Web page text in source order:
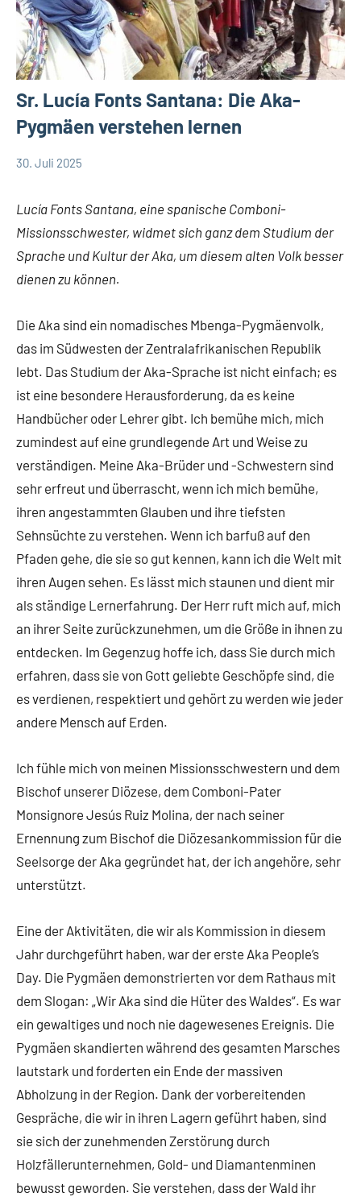
Sr. Lucía Fonts Santana: Die Aka-
Pygmäen verstehen lernen
30. Juli 2025
Lucía Fonts Santana, eine spanische Comboni-
Missionsschwester, widmet sich ganz dem Studium der
Sprache und Kultur der Aka, um diesem alten Volk besser
dienen zu können.
Die Aka sind ein nomadisches Mbenga-Pygmäenvolk,
das im Südwesten der Zentralafrikanischen Republik
lebt. Das Studium der Aka-Sprache ist nicht einfach; es
ist eine besondere Herausforderung, da es keine
Handbücher oder Lehrer gibt. Ich bemühe mich, mich
zumindest auf eine grundlegende Art und Weise zu
verständigen. Meine Aka-Brüder und -Schwestern sind
sehr erfreut und überrascht, wenn ich mich bemühe,
ihren angestammten Glauben und ihre tiefsten
Sehnsüchte zu verstehen. Wenn ich barfuß auf den
Pfaden gehe, die sie so gut kennen, kann ich die Welt mit
ihren Augen sehen. Es lässt mich staunen und dient mir
als ständige Lernerfahrung. Der Herr ruft mich auf, mich
an ihrer Seite zurückzunehmen, um die Größe in ihnen zu
entdecken. Im Gegenzug hoffe ich, dass Sie durch mich
erfahren, dass sie von Gott geliebte Geschöpfe sind, die
es verdienen, respektiert und gehört zu werden wie jeder
andere Mensch auf Erden.
Ich fühle mich von meinen Missionsschwestern und dem
Bischof unserer Diözese, dem Comboni-Pater
Monsignore Jesús Ruiz Molina, der nach seiner
Ernennung zum Bischof die Diözesankommission für die
Seelsorge der Aka gegründet hat, der ich angehöre, sehr
unterstützt.
Eine der Aktivitäten, die wir als Kommission in diesem
Jahr durchgeführt haben, war der erste Aka People’s
Day. Die Pygmäen demonstrierten vor dem Rathaus mit
dem Slogan: „Wir Aka sind die Hüter des Waldes“. Es war
ein gewaltiges und noch nie dagewesenes Ereignis. Die
Pygmäen skandierten während des gesamten Marsches
lautstark und forderten ein Ende der massiven
Abholzung in der Region. Dank der vorbereitenden
Gespräche, die wir in ihren Lagern geführt haben, sind
sie sich der zunehmenden Zerstörung durch
Holzfällerunternehmen, Gold- und Diamantenminen
bewusst geworden. Sie verstehen, dass der Wald ihr